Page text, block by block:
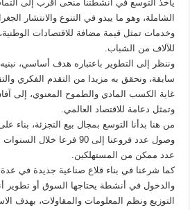
يأخذ التوسع في أنشطتنا منحى أقرب إلى
الشاملة، وهو ما يبدو في التنوع والانتشار
وخدمات تمثل قيمة مضافة للاقتصادات
للآلاف من الشباب.
وننظر إلى التطوير باعتباره هدف أساسي،
سابقة، ونحقق به مزيدا من التقدم الفكري
غاية الكسب المادي والطموح المعنوي، إلى
وتمثل دعامة للاقتصاد العالمي.
من هنا بدأنا التوسع بمجال بيع التجزئة،
وصول عدد فروعنا إلى 90 فرعا
عدد ممكن من المستهلكين.
كما شرعنا في بناء قلاع صناعية جديدة في عدة
والدخول في أنشطة يحتاجها السوق أو تطوير
التوزيع ونظم المعلومات والمقاولات، بهدف